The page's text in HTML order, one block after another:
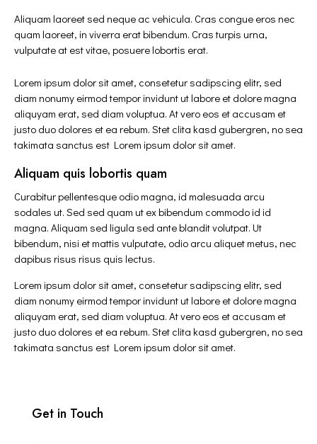
Aliquam laoreet sed neque ac vehicula. Cras congue eros nec
quam laoreet, in viverra erat bibendum. Cras turpis urna,
vulputate at est vitae, posuere lobortis erat.
Lorem ipsum dolor sit amet, consetetur sadipscing elitr, sed
diam nonumy eirmod tempor invidunt ut labore et dolore magna
aliquyam erat, sed diam voluptua. At vero eos et accusam et
justo duo dolores et ea rebum. Stet clita kasd gubergren, no sea
takimata sanctus est Lorem ipsum dolor sit amet.
Aliquam quis lobortis quam
Curabitur pellentesque odio magna, id malesuada arcu
sodales ut. Sed sed quam ut ex bibendum commodo id id
magna. Aliquam sed ligula sed ante blandit volutpat. Ut
bibendum, nisi et mattis vulputate, odio arcu aliquet metus, nec
dapibus risus risus quis lectus.
Lorem ipsum dolor sit amet, consetetur sadipscing elitr, sed
diam nonumy eirmod tempor invidunt ut labore et dolore magna
aliquyam erat, sed diam voluptua. At vero eos et accusam et
justo duo dolores et ea rebum. Stet clita kasd gubergren, no sea
takimata sanctus est Lorem ipsum dolor sit amet.
Get in Touch